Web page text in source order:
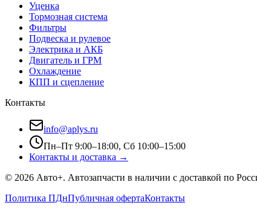
Уценка
Тормозная система
Фильтры
Подвеска и рулевое
Электрика и АКБ
Двигатель и ГРМ
Охлаждение
КПП и сцепление
Контакты
info@aplys.ru
Пн–Пт 9:00–18:00, Сб 10:00–15:00
Контакты и доставка →
© 2026 Авто+. Автозапчасти в наличии с доставкой по
Политика ПДнПубличная офертаКонтакты